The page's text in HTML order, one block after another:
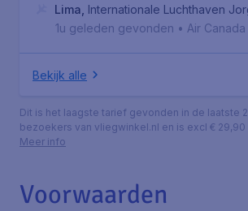
Lima Internationale Luchthaven
1u geleden gevonden • Air Canada
Bekijk alle
Dit is het laagste tarief gevonden in de laatste
bezoekers van vliegwinkel.nl en is excl €
Meer info
Voorwaarden